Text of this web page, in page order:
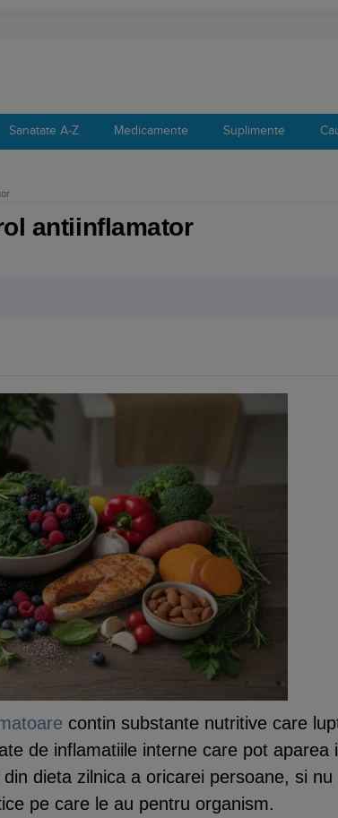
Sanatate A-Z Medicamente Suplimente
antiinflamator
contin substante nutritive care
de inflamatiile interne care pot
dieta zilnica a oricarei persoane, si
pe care le au pentru organism.